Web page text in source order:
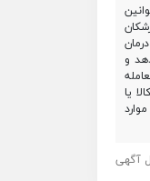
و
یا
آگهی